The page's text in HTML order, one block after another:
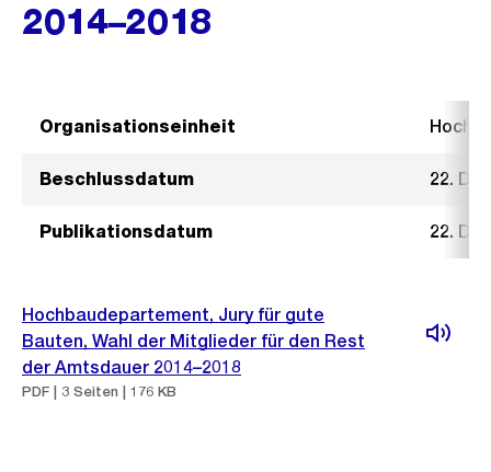
2014–2018
Organisationseinheit
Beschlussdatum 22.
Publikationsdatum 22.
Hochbaudepartement, Jury für gute
Bauten, Wahl der Mitglieder für den Rest
der Amtsdauer 2014–2018
PDF | 3 Seiten | 176 KB